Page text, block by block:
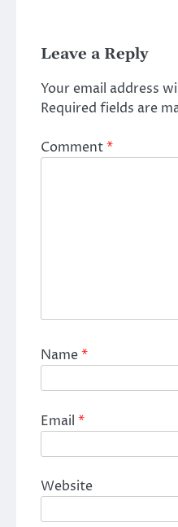
Leave a Reply
Your email address
Required fields are
Comment*
Name*
Email *
Website